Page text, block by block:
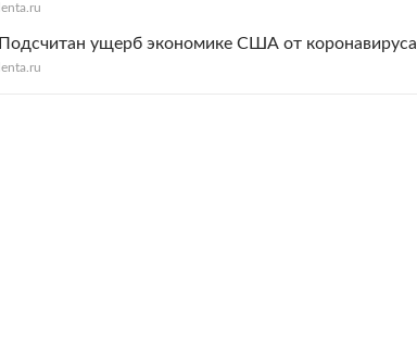
lenta.ru
Подсчитан ущерб экономике США от коронавируса
lenta.ru